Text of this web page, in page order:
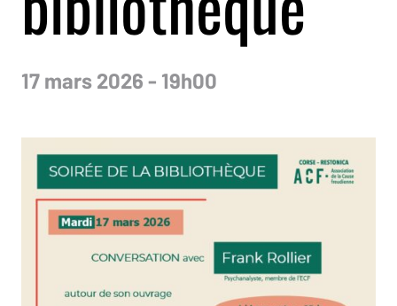
17 mars 2026 - 19h00